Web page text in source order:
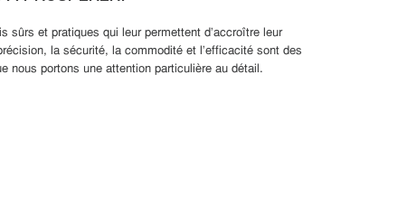
sûrs et pratiques qui leur permettent d'accroître leur
la sécurité, la commodité et l'efficacité sont des
nous portons une attention particulière au détail.